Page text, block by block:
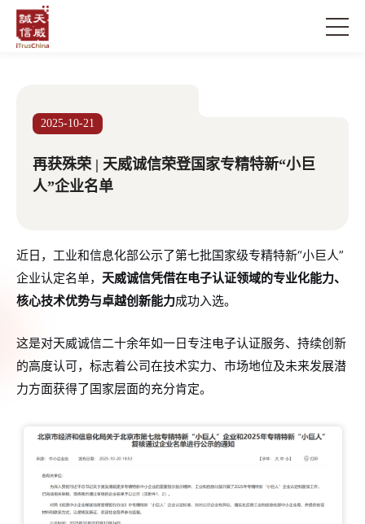
2025-10-21
再获殊荣 | 天威诚信荣登国家专精特新“小巨
人”企业名单
近日，工业和信息化部公示了第七批国家级专精特新“小巨人”
企业认定名单， 天威诚信凭借在电子认证领域的专业化能力、
核心技术优势与卓越创新能力成功入选。
这是对天威诚信二十余年如一日专注电子认证服务、持续创新
的高度认可，标志着公司在技术实力、市场地位及未来发展潜
力方面获得了国家层面的充分肯定。